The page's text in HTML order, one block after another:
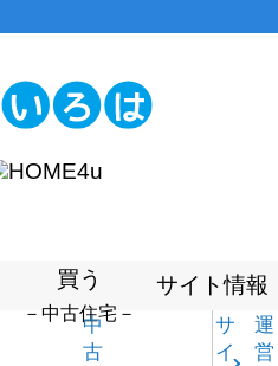
買う
－中古住宅－
中
古
サイト情報
サ
イ
運
営